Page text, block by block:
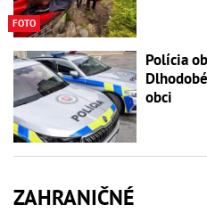
FOTO
Polícia
obci
ZAHRANIČNÉ